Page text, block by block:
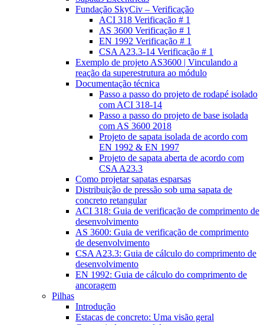
Fundação SkyCiv – Verificação
ACI 318 Verificação # 1
AS 3600 Verificação # 1
EN 1992 Verificação # 1
CSA A23.3-14 Verificação # 1
Exemplo de projeto AS3600 | Vinculando a
reação da superestrutura ao módulo
Documentação técnica
Passo a passo do projeto de rodapé isolado
com ACI 318-14
Passo a passo do projeto de base isolada
com AS 3600 2018
Projeto de sapata isolada de acordo com
EN 1992 & EN 1997
Projeto de sapata aberta de acordo com
CSA A23.3
Como projetar sapatas esparsas
Distribuição de pressão sob uma sapata de
concreto retangular
ACI 318: Guia de verificação de comprimento de
desenvolvimento
AS 3600: Guia de verificação de comprimento
de desenvolvimento
CSA A23.3: Guia de cálculo do comprimento de
desenvolvimento
EN 1992: Guia de cálculo do comprimento de
ancoragem
Pilhas
Introdução
Estacas de concreto: Uma visão geral